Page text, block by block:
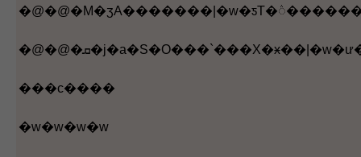
���c����
�w�w�w�w